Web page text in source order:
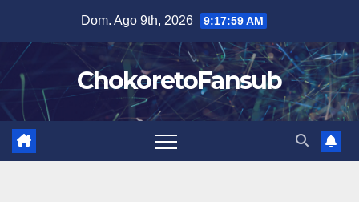
contenuto
Dom. Ago 9th, 2026 9:18:00 AM
ChokoretoFansub